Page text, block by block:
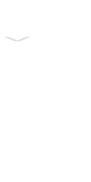
Sajūga atbrīvošanas